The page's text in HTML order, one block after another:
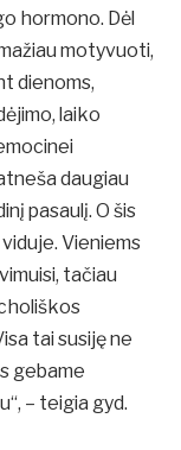
hormono. Dėl
motyvuoti,
dienoms,
laiko
daugiau
pasaulį. O šis
Vieniems
tačiau
tai susiję ne
gebame
– teigia gyd.